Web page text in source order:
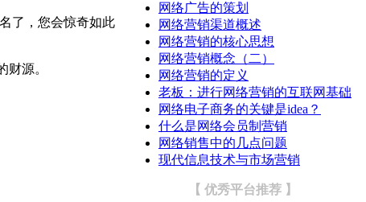
了，您会惊奇如此
源。
网络广告的策划
网络营销渠道概述
网络营销的核心思想
网络营销概念（二）
网络营销的定义
老板：进行网络营销的互联网基础
网络电子商务的关键是idea？
什么是网络会员制营销
网络销售中的几点问题
现代信息技术与市场营销
【 优秀平台推荐 】